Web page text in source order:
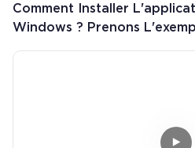
Comment Installer
Windows ? Prenons